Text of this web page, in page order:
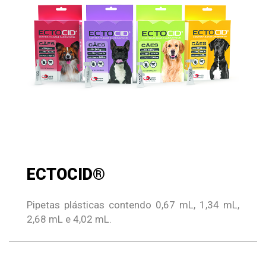
ECTOCID®
Pipetas plásticas contendo 0,67 mL, 1,34 mL,
2,68 mL e 4,02 mL.